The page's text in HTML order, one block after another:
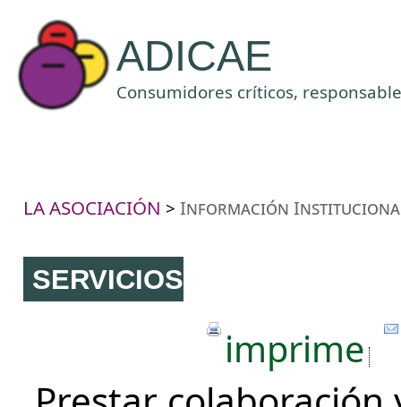
ADICAE
Consumidores críticos,
LA ASOCIACIÓN > Información
SERVICIOS
imprime